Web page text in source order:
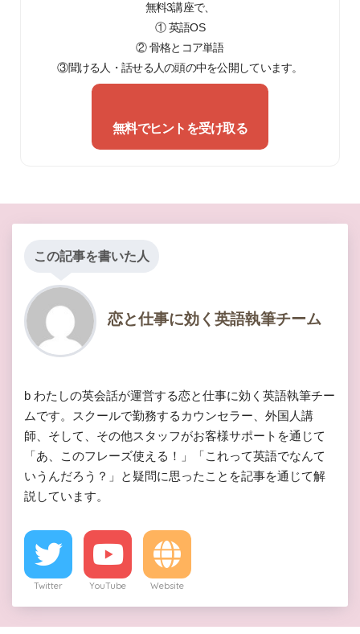
無料3講座で、
① 英語OS
② 骨格とコア単語
③聞ける人・話せる人の頭の中を公開しています。
無料でヒントを受け取る
この記事を書いた人
恋と仕事に効く英語執筆チーム
b わたしの英会話が運営する恋と仕事に効く英語執筆チー
ムです。スクールで勤務するカウンセラー、外国人講
師、そして、その他スタッフがお客様サポートを通じて
「あ、このフレーズ使える！」「これって英語でなんて
いうんだろう？」と疑問に思ったことを記事を通じて解
説しています。
Twitter YouTube Website